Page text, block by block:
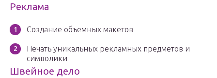
Реклама
Создание объемных макетов
Печать уникальных рекламных предметов и
символики
Швейное дело